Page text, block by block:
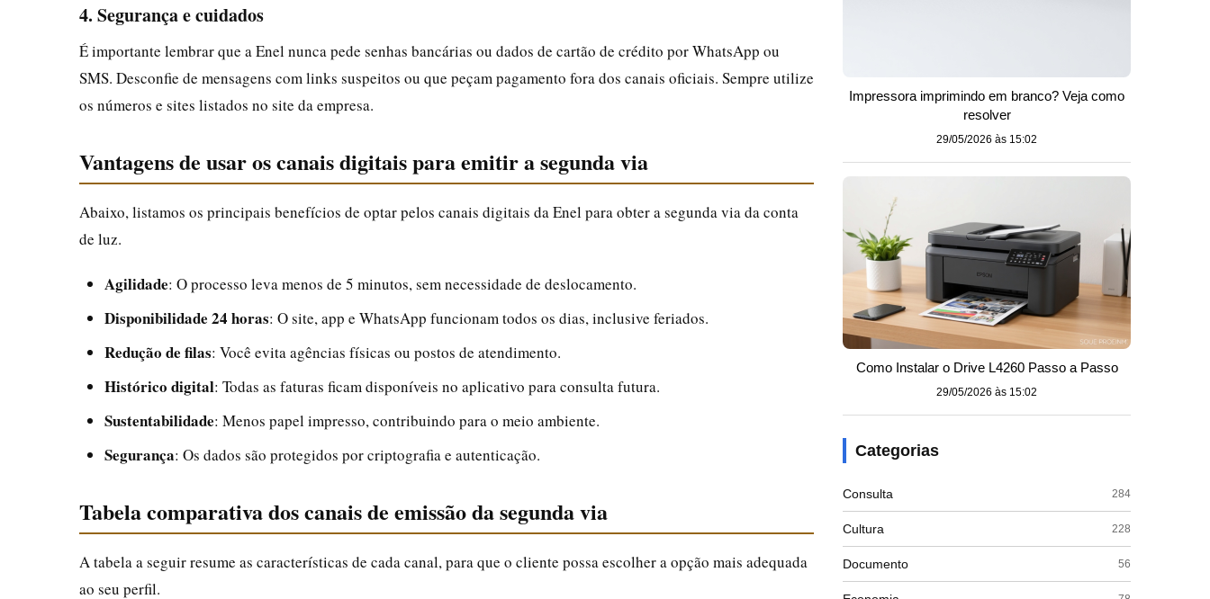
4. Segurança e cuidados
É importante lembrar que a Enel nunca pede senhas bancárias ou dados de cartão de crédito por WhatsApp ou
SMS. Desconfie de mensagens com links suspeitos ou que peçam pagamento fora dos canais oficiais. Sempre utilize
os números e sites listados no site da empresa.
Vantagens de usar os canais digitais para emitir a segunda via
Abaixo, listamos os principais benefícios de optar pelos canais digitais da Enel para obter a segunda via da conta
de luz.
Agilidade: O processo leva menos de 5 minutos, sem necessidade de deslocamento.
Disponibilidade 24 horas: O site, app e WhatsApp funcionam todos os dias, inclusive feriados.
Redução de filas: Você evita agências físicas ou postos de atendimento.
Histórico digital: Todas as faturas ficam disponíveis no aplicativo para consulta futura.
Sustentabilidade: Menos papel impresso, contribuindo para o meio ambiente.
Segurança: Os dados são protegidos por criptografia e autenticação.
Tabela comparativa dos canais de emissão da segunda via
A tabela a seguir resume as características de cada canal, para que o cliente possa escolher a opção mais adequada
ao seu perfil.
Impressora imprimindo em branco? Veja como
resolver
29/05/2026 às 15:02
Como Instalar o Drive L4260 Passo a Passo
29/05/2026 às 15:02
Categorias
Consulta 284
Cultura 228
Documento 56